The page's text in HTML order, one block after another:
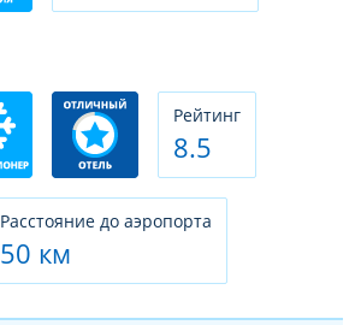
Рeйтинг
8.5
Расстояние до аэропорта
50 км